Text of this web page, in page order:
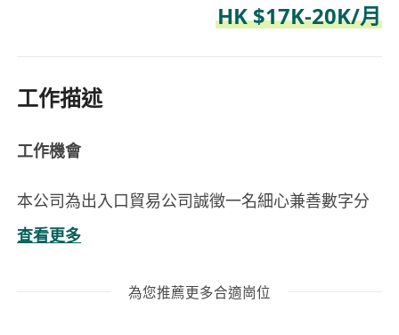
HK $17K-20K/月
工作描述
工作機會
本公司為出入口貿易公司誠徵一名細心兼善數字分
析的會計助理，協助財務工作。你將擔當重要角
色，負責協助月度財務結算及制定數據及分析。公
你加入我們的團隊。
查看更多
為您推薦更多合適崗位